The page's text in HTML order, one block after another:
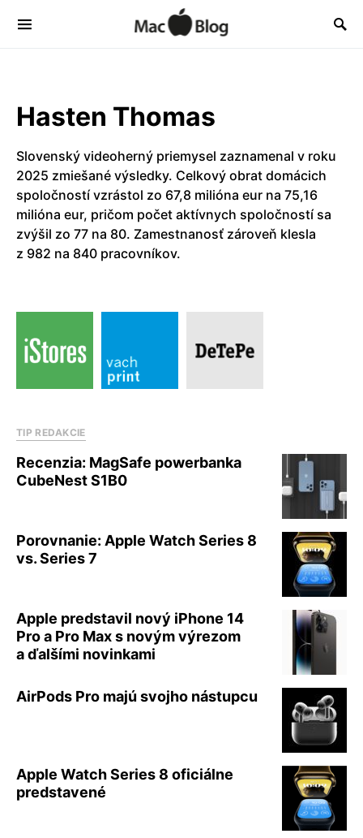
Hasten Thomas
Slovenský videoherný priemysel zaznamenal v roku
2025 zmiešané výsledky. Celkový obrat domácich
spoločností vzrástol zo 67,8 milióna eur na 75,16
milióna eur, pričom počet aktívnych spoločností sa
zvýšil zo 77 na 80. Zamestnanosť zároveň klesla
z 982 na 840 pracovníkov.
TIP REDAKCIE
Recenzia: MagSafe powerbanka
CubeNest S1B0
Porovnanie: Apple Watch Series 8
vs. Series 7
Apple predstavil nový iPhone 14
Pro a Pro Max s novým výrezom
a ďalšími novinkami
AirPods Pro majú svojho nástupcu
Apple Watch Series 8 oficiálne
predstavené